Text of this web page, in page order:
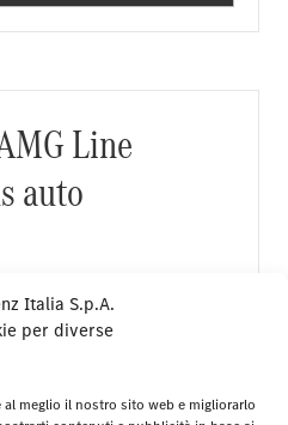
Italia S.p.A.
per diverse
meglio il nostro sito web e migliorarlo
Line
auto